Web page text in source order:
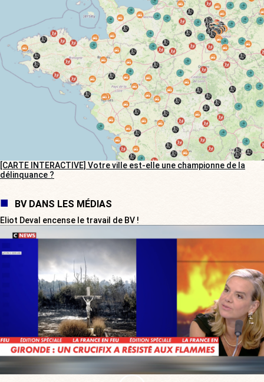
[CARTE INTERACTIVE] Votre ville est-elle une championne de la
délinquance ?
BV DANS LES MÉDIAS
Eliot Deval encense le travail de BV !